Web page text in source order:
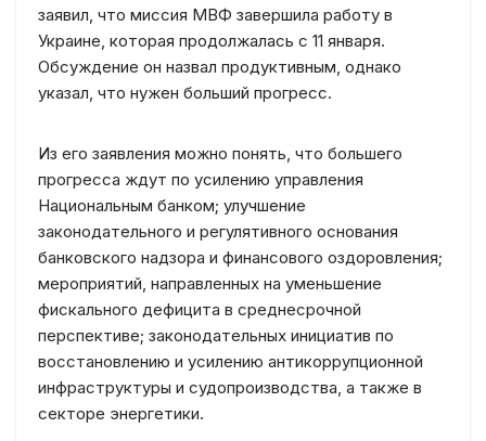
заявил, что миссия МВФ завершила работу в
Украине, которая продолжалась с 11 января.
Обсуждение он назвал продуктивным, однако
указал, что нужен больший прогресс.
Из его заявления можно понять, что большего
прогресса ждут по усилению управления
Национальным банком; улучшение
законодательного и регулятивного основания
банковского надзора и финансового оздоровления;
мероприятий, направленных на уменьшение
фискального дефицита в среднесрочной
перспективе; законодательных инициатив по
восстановлению и усилению антикоррупционной
инфраструктуры и судопроизводства, а также в
секторе энергетики.